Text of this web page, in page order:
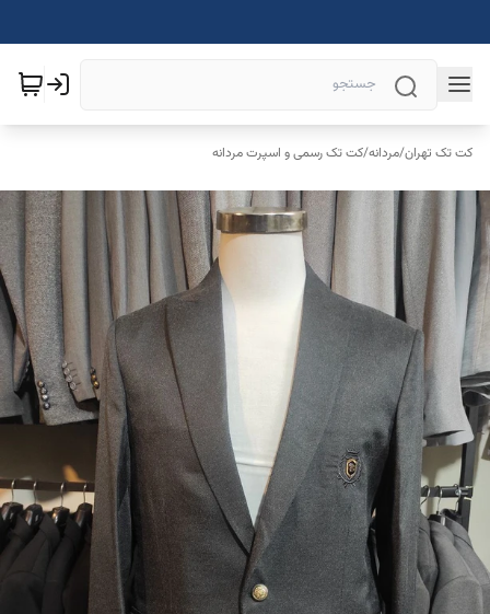
کت تک تهران/مردانه/کت تک رسمی و اسپرت مردانه